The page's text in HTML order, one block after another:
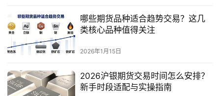
哪些期货品种适合趋势交易？这几
类核心品种值得关注
2026年1月15日
2026沪银期货交易时间怎么安排？
新手时段适配与实操指南